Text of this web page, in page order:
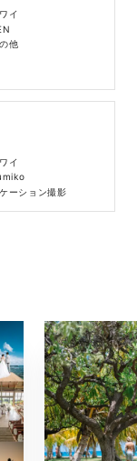
イ
他
イ
ーション撮影